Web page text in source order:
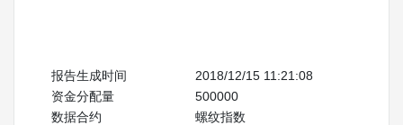
报告生成时间
2018/12/15 11:21:08
资金分配量
500000
数据合约
螺纹指数